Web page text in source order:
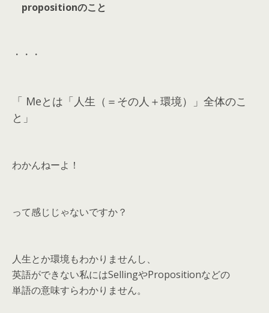
propositionのこと
・・・
「 Meとは「人生（＝その人＋環境）」全体のこ
と」
わかんねーよ！
って感じじゃないですか？
人生とか環境もわかりませんし、
英語ができない私にはSellingやPropositionなどの
単語の意味すらわかりません。